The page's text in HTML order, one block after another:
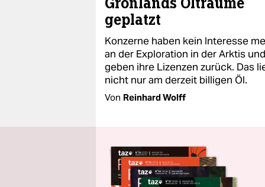
geplatzt
Konzerne haben kein Interesse
an der Exploration in der Arktis und
geben ihre Lizenzen zurück. Das
nicht nur am derzeit billigen Öl.
Von Reinhard Wolff